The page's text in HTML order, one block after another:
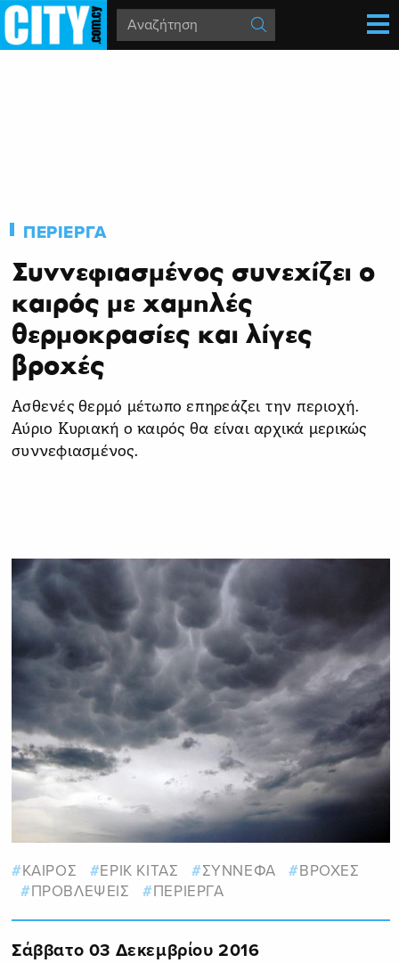
ΠΕΡΙΕΡΓΑ
Συννεφιασμένος συνεχίζει ο
καιρός με χαμηλές
θερμοκρασίες και λίγες
βροχές
Ασθενές θερμό μέτωπο επηρεάζει την περιοχή.
Αύριο Κυριακή ο καιρός θα είναι αρχικά μερικώς
συννεφιασμένος.
ΚΑΙΡΟΣ ΕΡΙΚ ΚΙΤΑΣ ΣΥΝΝΕΦΑ
ΒΡΟΧΕΣ
ΠΡΟΒΛΕΨΕΙΣ
ΠΕΡΙΕΡΓΑ
Σάββατο 03 Δεκεμβρίου 2016